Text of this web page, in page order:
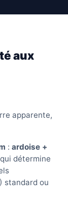
aux
apparente,
: ardoise +
détermine
standard ou